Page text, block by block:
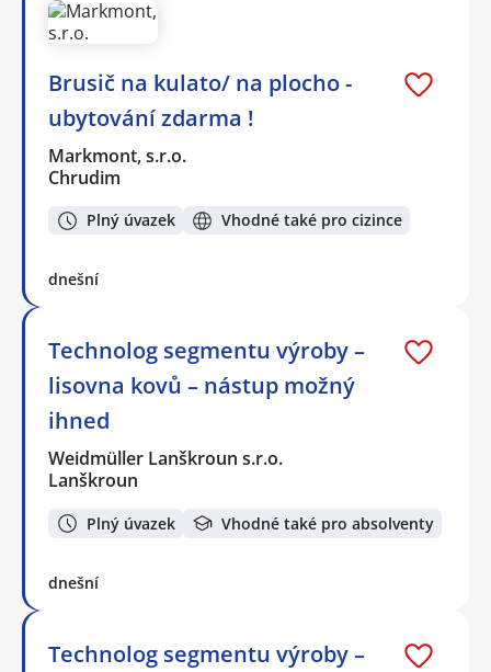
Brusič na kulato/ na plocho -
ubytování zdarma !
Markmont, s.r.o.
Chrudim
Plný úvazek Vhodné také pro cizince
dnešní
Technolog segmentu výroby –
lisovna kovů – nástup možný
ihned
Weidmüller Lanškroun s.r.o.
Lanškroun
Plný úvazek Vhodné také pro absolventy
dnešní
Technolog segmentu výroby –